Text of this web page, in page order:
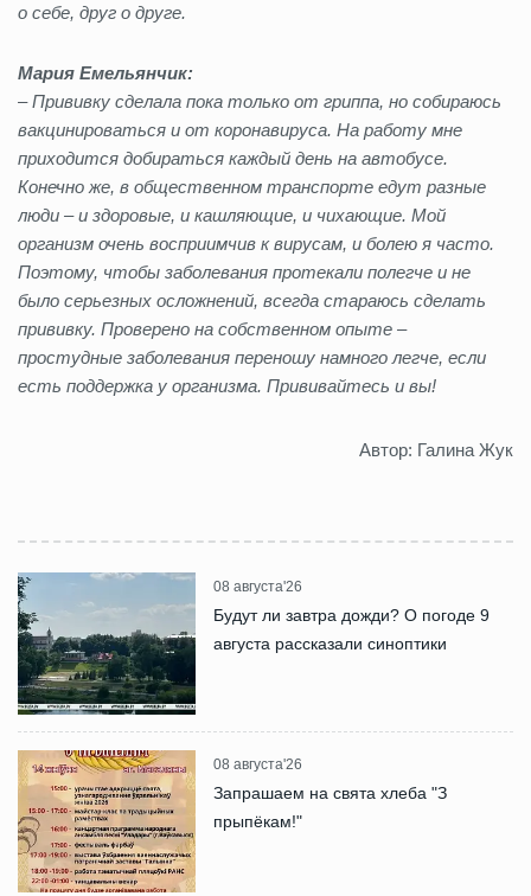
о себе, друг о друге.
Мария Емельянчик:
– Прививку сделала пока только от гриппа, но собираюсь
вакцинироваться и от коронавируса. На работу мне
приходится добираться каждый день на автобусе.
Конечно же, в общественном транспорте едут разные
люди – и здоровые, и кашляющие, и чихающие. Мой
организм очень восприимчив к вирусам, и болею я часто.
Поэтому, чтобы заболевания протекали полегче и не
было серьезных осложнений, всегда стараюсь сделать
прививку. Проверено на собственном опыте –
простудные заболевания переношу намного легче, если
есть поддержка у организма. Прививайтесь и вы!
Автор: Галина Жук
08 августа'26
Будут ли завтра дожди? О погоде 9
августа рассказали синоптики
08 августа'26
Запрашаем на свята хлеба "З
прыпёкам!"